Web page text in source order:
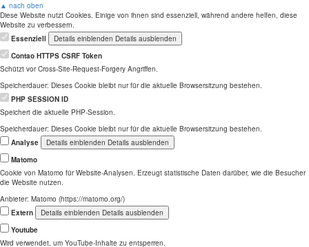
▲ nach oben
Diese Website nutzt Cookies. Einige von ihnen sind essenziell, während andere helfen, diese
Website zu verbessern.
Essenziell
Details einblenden Details ausblenden
Contao HTTPS CSRF Token
Schützt vor Cross-Site-Request-Forgery Angriffen.
Speicherdauer: Dieses Cookie bleibt nur für die aktuelle Browsersitzung bestehen.
PHP SESSION ID
Speichert die aktuelle PHP-Session.
Speicherdauer: Dieses Cookie bleibt nur für die aktuelle Browsersitzung bestehen.
Analyse
Details einblenden Details ausblenden
Matomo
Cookie von Matomo für Website-Analysen. Erzeugt statistische Daten darüber, wie die Besucher
die Website nutzen.
Anbieter: Matomo (https://matomo.org/)
Extern
Details einblenden Details ausblenden
Youtube
Wird verwendet, um YouTube-Inhalte zu entsperren.